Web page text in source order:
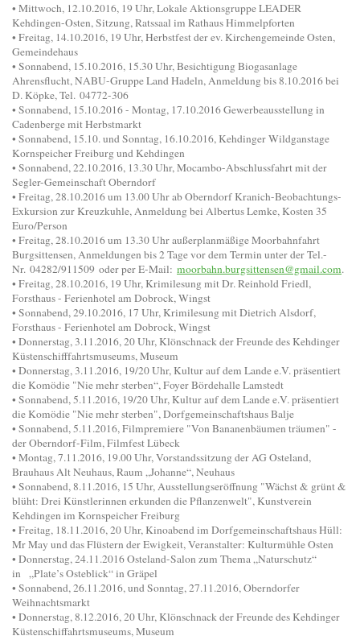
• Mittwoch, 12.10.2016, 19 Uhr, Lokale Aktionsgruppe LEADER
Kehdingen-Osten, Sitzung, Ratssaal im Rathaus Himmelpforten
• Freitag, 14.10.2016, 19 Uhr, Herbstfest der ev. Kirchengemeinde Osten,
Gemeindehaus
• Sonnabend, 15.10.2016, 15.30 Uhr, Besichtigung Biogasanlage
Ahrensflucht, NABU-Gruppe Land Hadeln, Anmeldung bis 8.10.2016 bei
D. Köpke, Tel. 04772-306
• Sonnabend, 15.10.2016 - Montag, 17.10.2016 Gewerbeausstellung in
Cadenberge mit Herbstmarkt
• Sonnabend, 15.10. und Sonntag, 16.10.2016, Kehdinger Wildganstage
Kornspeicher Freiburg und Kehdingen
• Sonnabend, 22.10.2016, 13.30 Uhr, Mocambo-Abschlussfahrt mit der
Segler-Gemeinschaft Oberndorf
• Freitag, 28.10.2016 um 13.00 Uhr ab Oberndorf Kranich-Beobachtungs-
Exkursion zur Kreuzkuhle, Anmeldung bei Albertus Lemke, Kosten 35
Euro/Person
• Freitag, 28.10.2016 um 13.30 Uhr außerplanmäßige Moorbahnfahrt
Burgsittensen, Anmeldungen bis 2 Tage vor dem Termin unter der Tel.-
Nr. 04282/911509 oder per E-Mail: moorbahn.burgsittensen@gmail.com.
• Freitag, 28.10.2016, 19 Uhr, Krimilesung mit Dr. Reinhold Friedl,
Forsthaus - Ferienhotel am Dobrock, Wingst
• Sonnabend, 29.10.2016, 17 Uhr, Krimilesung mit Dietrich Alsdorf,
Forsthaus - Ferienhotel am Dobrock, Wingst
• Donnerstag, 3.11.2016, 20 Uhr, Klönschnack der Freunde des Kehdinger
Küstenschifffahrtsmuseums, Museum
• Donnerstag, 3.11.2016, 19/20 Uhr, Kultur auf dem Lande e.V. präsentiert
die Komödie "Nie mehr sterben“, Foyer Bördehalle Lamstedt
• Sonnabend, 5.11.2016, 19/20 Uhr, Kultur auf dem Lande e.V. präsentiert
die Komödie "Nie mehr sterben", Dorfgemeinschaftshaus Balje
• Sonnabend, 5.11.2016, Filmpremiere "Von Bananenbäumen träumen" -
der Oberndorf-Film, Filmfest Lübeck
• Montag, 7.11.2016, 19.00 Uhr, Vorstandssitzung der AG Osteland,
Brauhaus Alt Neuhaus, Raum „Johanne“, Neuhaus
• Sonnabend, 8.11.2016, 15 Uhr, Ausstellungseröffnung "Wächst & grünt &
blüht: Drei Künstlerinnen erkunden die Pflanzenwelt", Kunstverein
Kehdingen im Kornspeicher Freiburg
• Freitag, 18.11.2016, 20 Uhr, Kinoabend im Dorfgemeinschaftshaus Hüll:
Mr May und das Flüstern der Ewigkeit, Veranstalter: Kulturmühle Osten
• Donnerstag, 24.11.2016 Osteland-Salon zum Thema „Naturschutz“
in „Plate’s Osteblick“ in Gräpel
• Sonnabend, 26.11.2016, und Sonntag, 27.11.2016, Oberndorfer
Weihnachtsmarkt
• Donnerstag, 8.12.2016, 20 Uhr, Klönschnack der Freunde des Kehdinger
Küstenschiffahrtsmuseums, Museum